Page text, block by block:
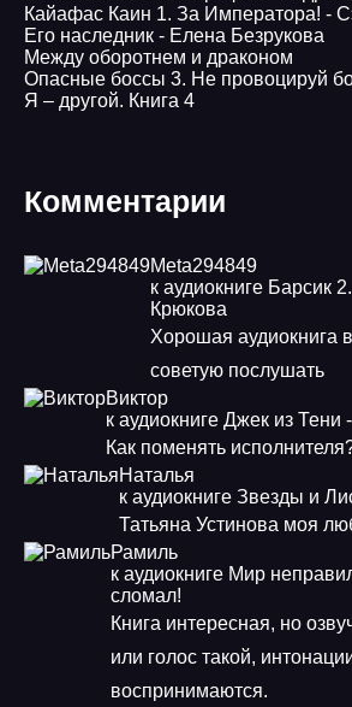
Кайафас Каин 1. За Императора! -
Его наследник - Елена Безрукова
Между оборотнем и драконом
Опасные боссы 3. Не провоцируй
Я – другой. Книга 4
Комментарии
Meta294849
к аудиокниге Барсик
Крюкова
Хорошая аудиокнига
советую послушать
Виктор
к аудиокниге Джек из
Как поменять
Наталья
к аудиокниге Звезды и
Татьяна Устинова моя
Рамиль
к аудиокниге Мир
сломал!
Книга интересная, но
или голос такой,
воспринимаются.